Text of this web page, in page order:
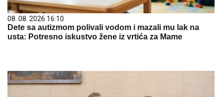
08. 08. 2026 16:10
Dete sa autizmom polivali vodom i mazali mu lak na
usta: Potresno iskustvo žene iz vrtića za Mame